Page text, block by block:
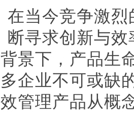
在当今竞争激
断寻求创新与
景下，产品生
企业不可或缺
管理产品从概